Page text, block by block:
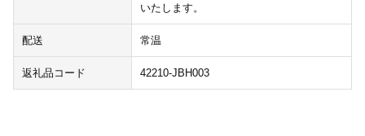
いたします。
配送 常温
返礼品コード 42210-JBH003